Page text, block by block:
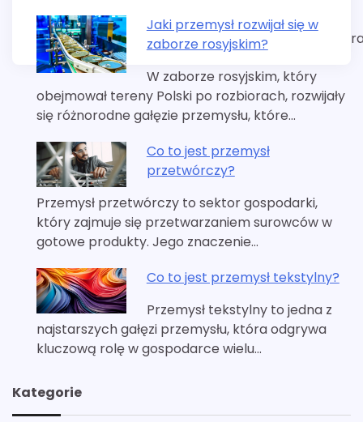
Jaki przemysł rozwijał się w
zaborze rosyjskim?
W zaborze rosyjskim, który
obejmował tereny Polski po rozbiorach, rozwijały
się różnorodne gałęzie przemysłu, które…
Co to jest przemysł
przetwórczy?
Przemysł przetwórczy to sektor gospodarki,
który zajmuje się przetwarzaniem surowców w
gotowe produkty. Jego znaczenie…
Co to jest przemysł tekstylny?
Przemysł tekstylny to jedna z
najstarszych gałęzi przemysłu, która odgrywa
kluczową rolę w gospodarce wielu…
Kategorie